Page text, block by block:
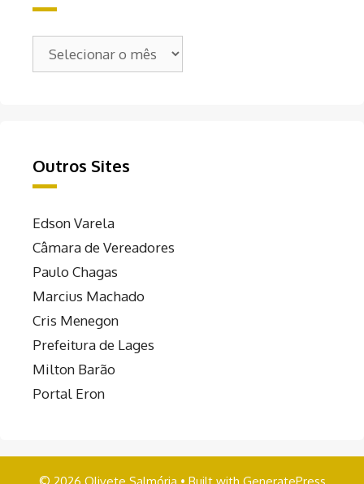
Outros Sites
Edson Varela
Câmara de Vereadores
Paulo Chagas
Marcius Machado
Cris Menegon
Prefeitura de Lages
Milton Barão
Portal Eron